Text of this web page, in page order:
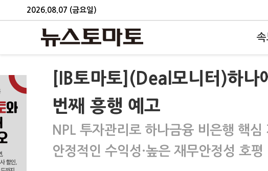
2026.08.07 (금요일)
[IB토마토](Deal모니터)하
번째 흥행 예고
NPL 투자관리로 하나금융 비은행 핵심
안정적인 수익성·높은 재무안정성 호평